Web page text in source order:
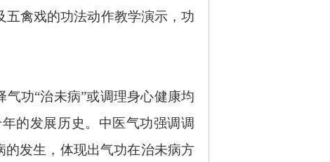
五禽戏的功法动作教学演示，功
气功“治未病”或调理身心健康均
的发展历史。中医气功强调调
发生，体现出气功在治未病方